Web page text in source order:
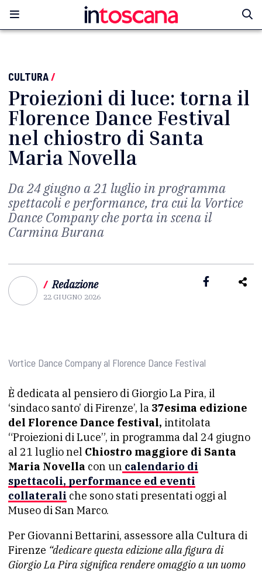
CULTURA/
Proiezioni di luce: torna il
Florence Dance Festival
nel chiostro di Santa
Maria Novella
Da 24 giugno a 21 luglio in programma
spettacoli e performance, tra cui la Vortice
Dance Company che porta in scena il
Carmina Burana
/ Redazione
22 GIUGNO 2026
Vortice Dance Company al Florence Dance Festival
È dedicata al pensiero di Giorgio La Pira, il
‘sindaco santo’ di Firenze’, la 37esima edizione
del Florence Dance festival, intitolata
“Proiezioni di Luce”, in programma dal 24 giugno
al 21 luglio nel Chiostro maggiore di Santa
Maria Novella con un calendario di
spettacoli, performance ed eventi
collaterali che sono stati presentati oggi al
Museo di San Marco.
Per Giovanni Bettarini, assessore alla Cultura di
Firenze “dedicare questa edizione alla figura di
Giorgio La Pira significa rendere omaggio a un uomo